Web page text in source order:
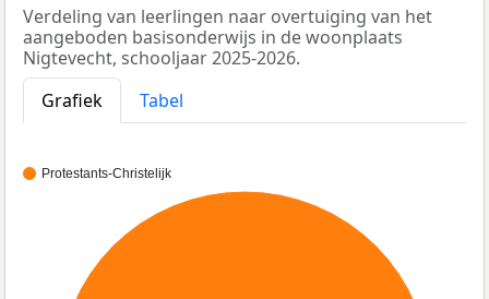
Verdeling van leerlingen naar overtuiging van het
aangeboden basisonderwijs in de woonplaats
Nigtevecht, schooljaar 2025-2026.
Grafiek
Tabel
Protestants-Christelijk